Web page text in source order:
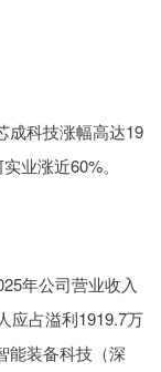
科技涨幅高达19
业涨近60%。
年公司营业收入
应占溢利1919.7万
能装备科技（深